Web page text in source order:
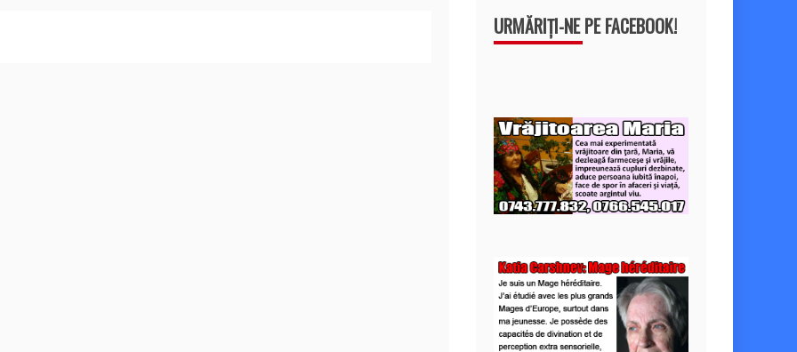
URMĂRIȚI-NE PE FACEBOOK!